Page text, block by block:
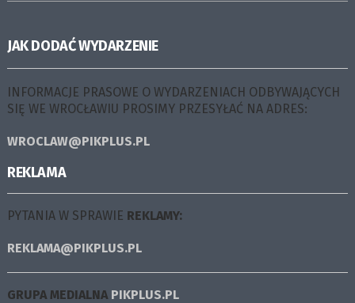
JAK DODAĆ WYDARZENIE
INFORMACJE PRASOWE O WYDARZENIACH ODBYWAJĄCYCH
SIĘ WE WROCŁAWIU PROSIMY PRZESYŁAĆ NA ADRES:
WROCLAW@PIKPLUS.PL
REKLAMA
PYTANIA W SPRAWIE REKLAMY:
REKLAMA@PIKPLUS.PL
GRUPA MEDIALNA PIKPLUS.PL